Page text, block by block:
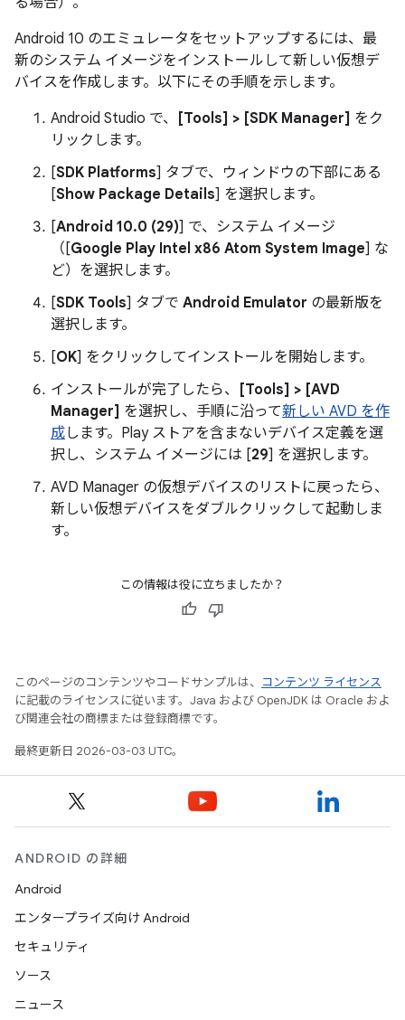
Android 10 のエミュレータをセットアップするには、最
新のシステム イメージをインストールして新しい仮想デ
バイスを作成します。以下にその手順を示します。
Android Studio で、
[Tools] > [SDK Manager] をク
リックします。
[SDK Platforms] タブで、ウィンドウの下部にある
[Show Package Details] を選択します。
[Android 10.0 (29)] で、システム イメージ
（[Google Play Intel x86 Atom System Image] な
ど）を選択します。
[SDK Tools] タブで Android Emulator の最新版を
選択します。
[OK] をクリックしてインストールを開始します。
インストールが完了したら、
[Tools] > [AVD
Manager] を選択し、手順に沿って新しい AVD を作
成します。Play ストアを含まないデバイス定義を選
択し、システム イメージには [29] を選択します。
AVD Manager の仮想デバイスのリストに戻ったら、
新しい仮想デバイスをダブルクリックして起動しま
す。
この情報は役に立ちましたか？
このページのコンテンツやコードサンプルは、
コンテンツ ライセンス
に記載のライセンスに従います。Java および OpenJDK は Oracle およ
び関連会社の商標または登録商標です。
最終更新日 2026-03-03 UTC。
ANDROID の詳細
Android
エンタープライズ向け Android
セキュリティ
ソース
ニュース